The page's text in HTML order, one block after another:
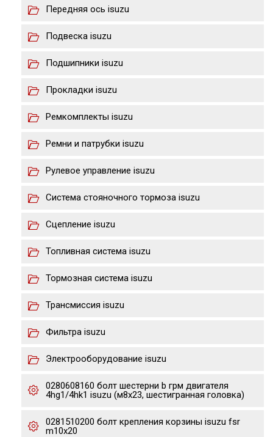
Передняя ось isuzu
Подвеска isuzu
Подшипники isuzu
Прокладки isuzu
Ремкомплекты isuzu
Ремни и патрубки isuzu
Рулевое управление isuzu
Система стояночного тормоза isuzu
Сцепление isuzu
Топливная система isuzu
Тормозная система isuzu
Трансмиссия isuzu
Фильтра isuzu
Электрооборудование isuzu
0280608160 болт шестерни b грм двигателя
4hg1/4hk1 isuzu (м8х23, шестигранная головка)
0281510200 болт крепления корзины isuzu fsr
m10x20